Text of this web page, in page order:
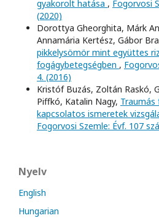
gyakorolt hatása , Fogorvosi
(2020)
Dorottya Gheorghita, Márk
Annamária Kertész, Gábor
pikkelysömör mint együttes
fogágybetegségben ,
4. (2016)
Kristóf Buzás, Zoltán Raskó,
Piffkó, Katalin Nagy, Traumás
kapcsolatos ismeretek
Fogorvosi Szemle: Évf. 107
Nyelv
English
Hungarian